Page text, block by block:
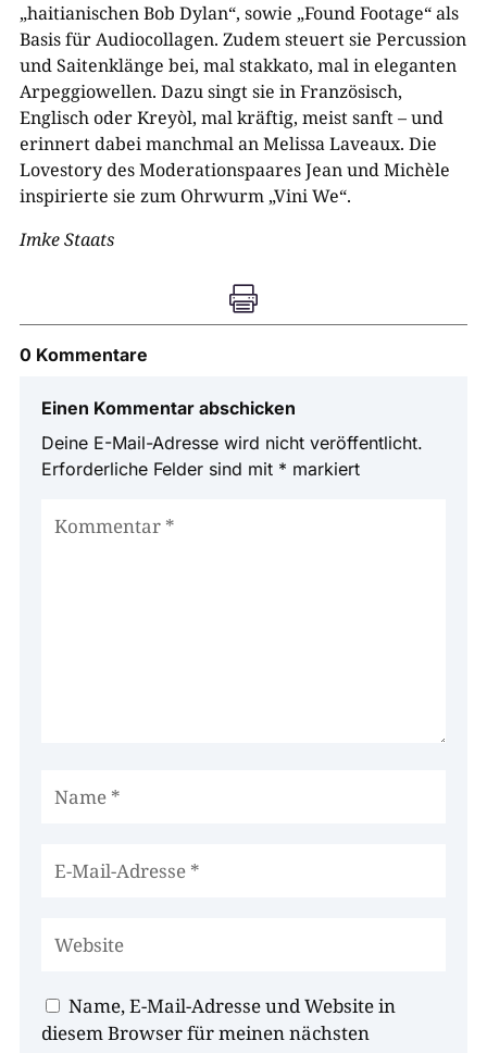
„haitianischen Bob Dylan“, sowie „Found Footage“ als
Basis für Audiocollagen. Zudem steuert sie Percussion
und Saitenklänge bei, mal stakkato, mal in eleganten
Arpeggiowellen. Dazu singt sie in Französisch,
Englisch oder Kreyòl, mal kräftig, meist sanft – und
erinnert dabei manchmal an Melissa Laveaux. Die
Lovestory des Moderationspaares Jean und Michèle
inspirierte sie zum Ohrwurm „Vini We“.
Imke Staats

0 Kommentare
Einen Kommentar abschicken
Deine E-Mail-Adresse wird nicht veröffentlicht.
Erforderliche Felder sind mit * markiert
Name, E-Mail-Adresse und Website in
diesem Browser für meinen nächsten